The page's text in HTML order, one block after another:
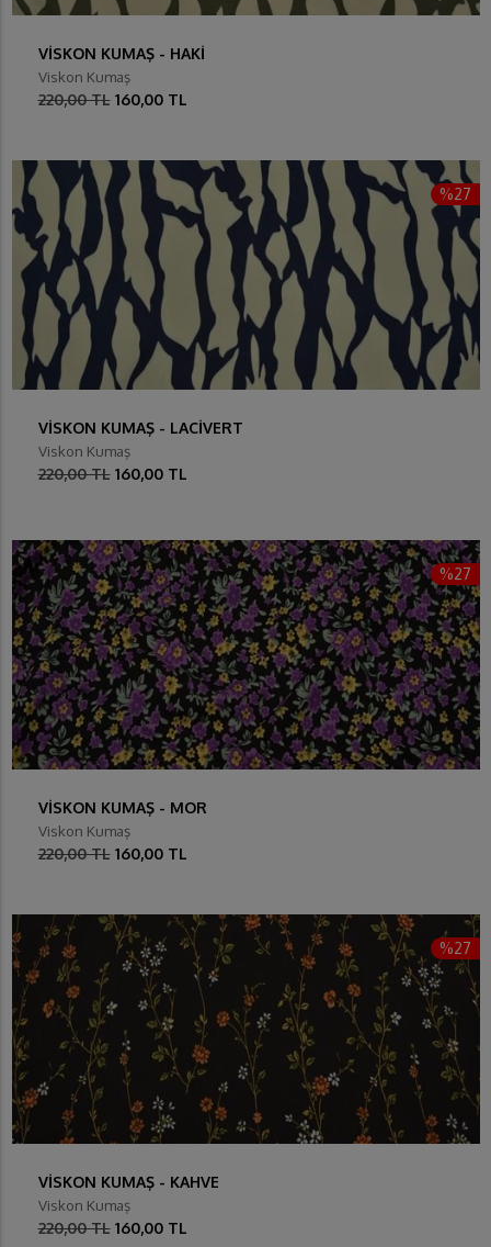
VİSKON KUMAŞ - HAKİ
Viskon Kumaş
220,00 TL 160,00 TL
%27
VİSKON KUMAŞ - LACİVERT
Viskon Kumaş
220,00 TL 160,00 TL
%27
VİSKON KUMAŞ - MOR
Viskon Kumaş
220,00 TL 160,00 TL
%27
VİSKON KUMAŞ - KAHVE
Viskon Kumaş
220,00 TL 160,00 TL